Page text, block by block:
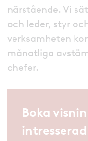
närstående. Vi
och leder, styr
verksamheten
månatliga
chefer.
Boka